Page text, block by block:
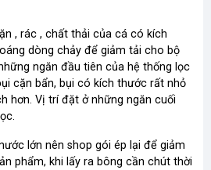
, rác , chất thải của cá có kích
dòng chảy để giảm tải cho bộ
ngăn đầu tiên của hệ thống lọc
cặn bẩn, bụi có kích thước rất nhỏ
hơn. Vị trí đặt ở những ngăn cuối
lớn nên shop gói ép lại để giảm
phẩm, khi lấy ra bông cần chút thời